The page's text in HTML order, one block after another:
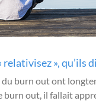
relativisez », qu’ils
du burn out ont
burn out, il fallait